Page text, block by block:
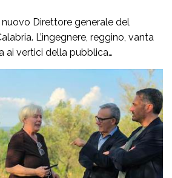
Direttore generale del
L’ingegnere, reggino, vanta
ai vertici della pubblica
gestione delle infrastrutture in
È stato Vice Direttore regionale
Anas Calabria,
Regione Calabria e Direttore
Spa, […]